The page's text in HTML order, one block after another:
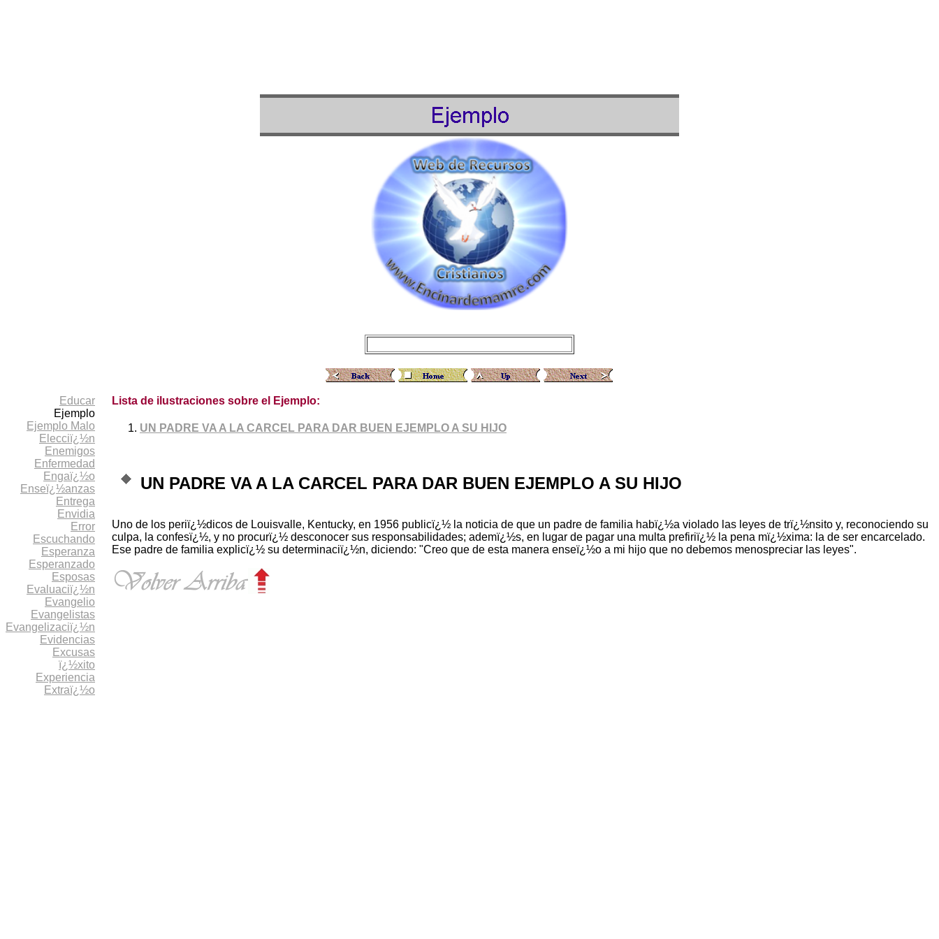
Educar
Ejemplo
Ejemplo Malo
Elecciï¿½n
Enemigos
Enfermedad
Engaï¿½o
Enseï¿½anzas
Entrega
Envidia
Error
Escuchando
Esperanza
Esperanzado
Esposas
Evaluaciï¿½n
Evangelio
Evangelistas
Evangelizaciï¿½n
Evidencias
Excusas
ï¿½xito
Experiencia
Extraï¿½o
Lista de ilustraciones sobre el Ejemplo:
UN PADRE VA A LA CARCEL PARA DAR BUEN EJEMPLO A SU HIJO
UN PADRE VA A LA CARCEL PARA DAR BUEN EJEMPLO A SU HIJO
Uno de los periï¿½dicos de Louisvalle, Kentucky, en 1956 publicï¿½ la noticia de que un padre de familia habï¿½a violado las leyes de trï¿½nsito y, reconociendo su
culpa, la confesï¿½, y no procurï¿½ desconocer sus responsabilidades; ademï¿½s, en lugar de pagar una multa prefiriï¿½ la pena mï¿½xima: la de ser encarcelado.
Ese padre de familia explicï¿½ su determinaciï¿½n, diciendo: "Creo que de esta manera enseï¿½o a mi hijo que no debemos menospreciar las leyes".